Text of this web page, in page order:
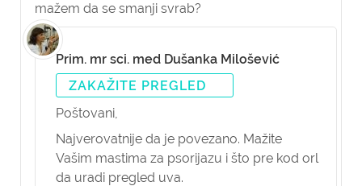
mažem da se smanji svrab?
Prim. mr sci. med Dušanka Milošević
ZAKAŽITE PREGLED
Poštovani,
Najverovatnije da je povezano. Mažite
Vašim mastima za psorijazu i što pre kod orl
da uradi pregled uva.